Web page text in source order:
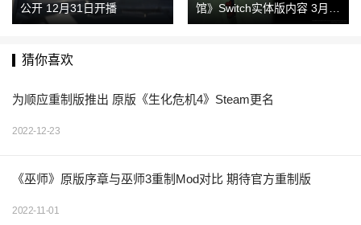
公开 12月31日开播
馆》Switch实体版内容 3月9
日发售
猜你喜欢
为顺应重制版推出 原版《生化危机4》Steam更名
2022-12-23
《巫师》原版序章与巫师3重制Mod对比 期待官方重制版
2022-11-01